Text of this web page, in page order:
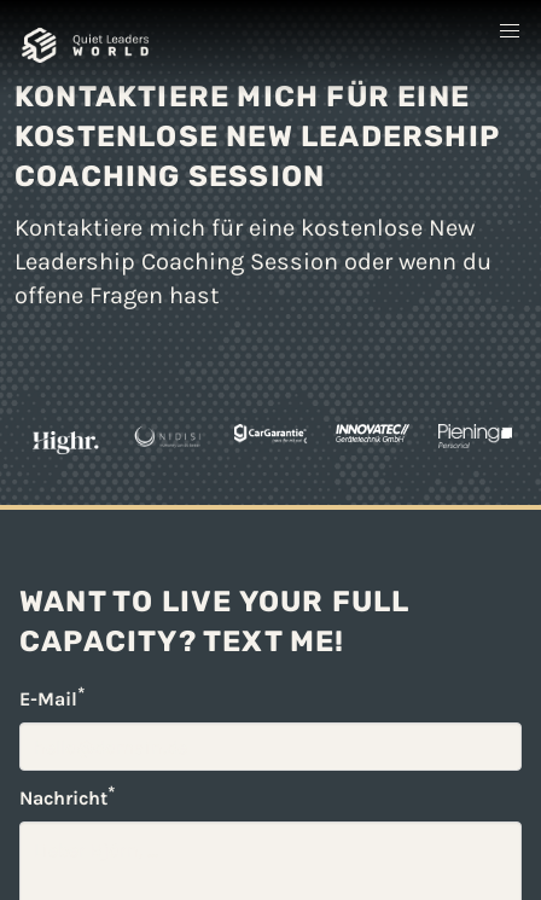
KONTAKTIERE MICH FÜR EINE
KOSTENLOSE NEW LEADERSHIP
COACHING SESSION
Kontaktiere mich für eine kostenlose New
Leadership Coaching Session oder wenn du
offene Fragen hast
WANT TO LIVE YOUR FULL
CAPACITY? TEXT ME!
E-Mail*
Nachricht*